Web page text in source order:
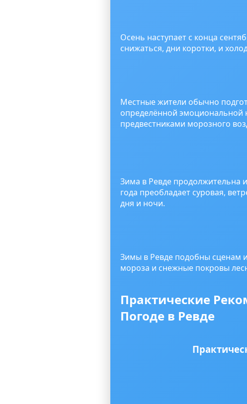
Осень наступает с конца
снижаться, дни коротки, и
Местные жители обычно
определённой эмоциональной
предвестниками морозного
Зима в Ревде продолжительна
года преобладает суровая,
дня и ночи.
Зимы в Ревде подобны сценам
мороза и снежные покровы
Практические
Погоде в Ревде